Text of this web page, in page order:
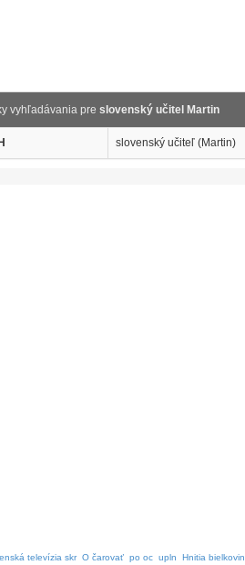
vyhľadávania pre slovenský učitel Martin
slovenský učiteľ (Martin)
televízia skr O čarovať po oc upln Hnitia bielkovin